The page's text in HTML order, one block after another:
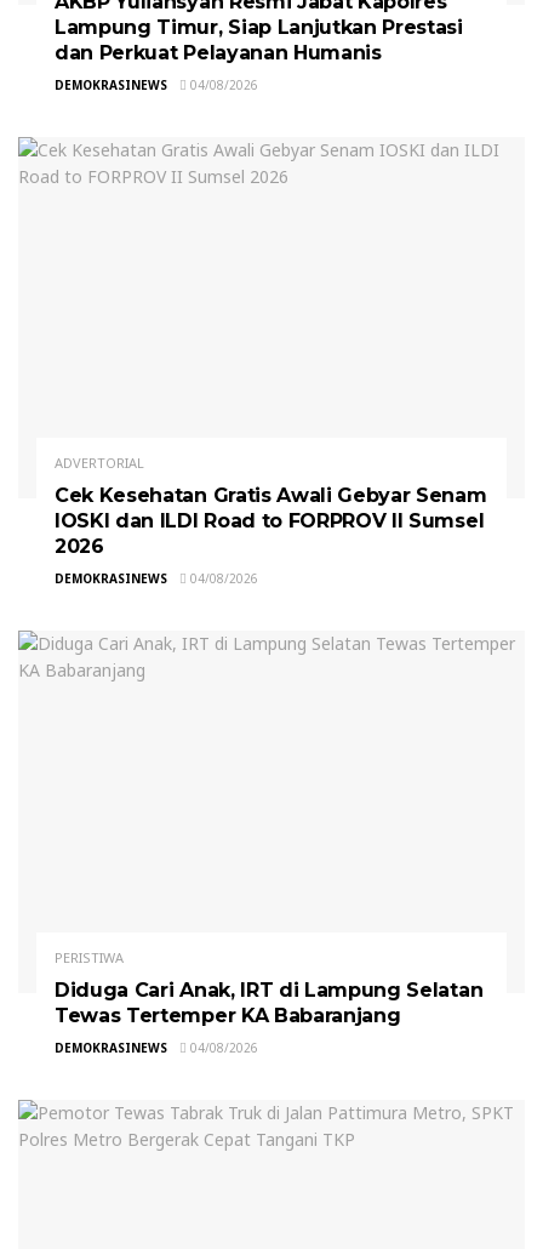
Lampung Timur, Siap Lanjutkan Prestasi
dan Perkuat Pelayanan Humanis
DEMOKRASINEWS 04/08/2026
ADVERTORIAL
Cek Kesehatan Gratis Awali Gebyar Senam
IOSKI dan ILDI Road to FORPROV II Sumsel
2026
DEMOKRASINEWS 04/08/2026
PERISTIWA
Diduga Cari Anak, IRT di Lampung Selatan
Tewas Tertemper KA Babaranjang
DEMOKRASINEWS 04/08/2026